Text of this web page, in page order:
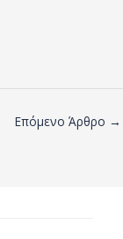
Επόμενο Άρθρο →